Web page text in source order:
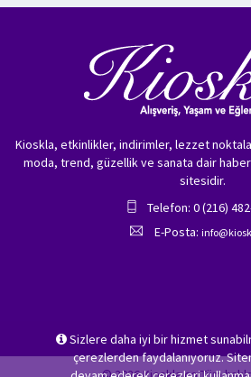
Sizlere daha iyi bir hizmet
çerezlerden faydalanıyoruz.
Kioskla, etkinlikler, indirimler, lezzet
moda, trend, güzellik ve sanata dair
sitesidir.
Telefon: 0 (216)
E-Posta: